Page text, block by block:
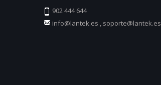
902 444 644
info@lantek.es , soporte@lantek.es